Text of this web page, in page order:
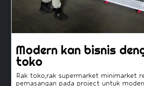
Modern kan bisnis
toko
Rak toko,rak supermarket minimarket
pemasangan pada project untuk